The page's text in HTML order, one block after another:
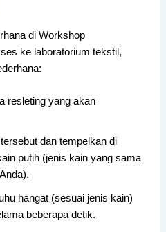
di Workshop
ke laboratorium tekstil,
resleting yang akan
dan tempelkan di
putih (jenis kain yang sama
hangat (sesuai jenis kain)
beberapa detik.